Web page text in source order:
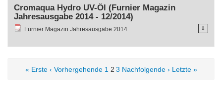
Cromaqua Hydro UV-Ől (Furnier Magazin
Jahresausgabe 2014 - 12/2014)
Furnier Magazin Jahresausgabe 2014 ⇓
« Erste ‹ Vorhergehende 1 2 3 Nachfolgende › Letzte »